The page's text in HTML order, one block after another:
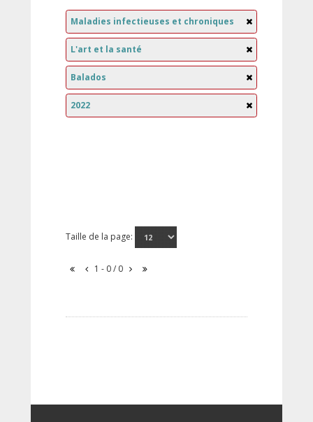
Maladies infectieuses et chroniques
L'art et la santé
Balados
2022
Taille de la page:
1 - 0 / 0